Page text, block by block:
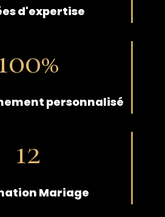
d'expertise
%
personnalisé
12
Mariage